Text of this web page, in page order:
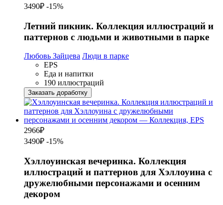
3490₽ -15%
Летний пикник. Коллекция иллюстраций и
паттернов с людьми и животными в парке
Любовь Зайцева Люди в парке
EPS
Еда и напитки
190 иллюстраций
Заказать доработку
2966₽
3490₽ -15%
Хэллоуинская вечеринка. Коллекция
иллюстраций и паттернов для Хэллоуина с
дружелюбными персонажами и осенним
декором